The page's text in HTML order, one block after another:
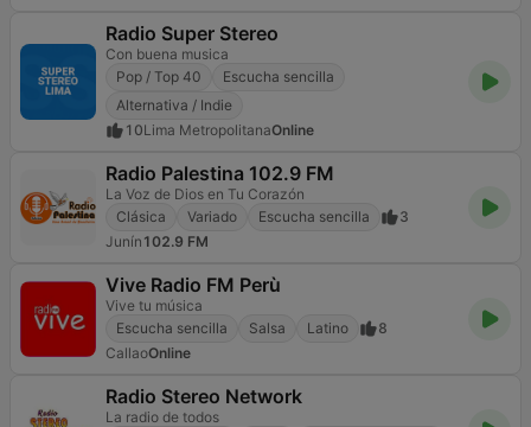
Radio Super Stereo
Con buena musica
Pop / Top 40
Escucha sencilla
Alternativa / Indie
10Lima MetropolitanaOnline
Radio Palestina 102.9 FM
La Voz de Dios en Tu Corazón
Clásica
Variado Escucha sencilla
3
Junín 102.9 FM
Vive Radio FM Perù
Vive tu música
Escucha sencilla
Salsa Latino
8
CallaoOnline
Radio Stereo Network
La radio de todos